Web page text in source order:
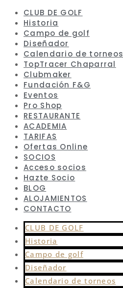
CLUB DE GOLF
Historia
Campo de golf
Diseñador
Calendario de torneos
TopTracer Chaparral
Clubmaker
Fundación F&G
Eventos
Pro Shop
RESTAURANTE
ACADEMIA
TARIFAS
Ofertas Online
SOCIOS
Acceso socios
Hazte Socio
BLOG
ALOJAMIENTOS
CONTACTO
CLUB DE GOLF
Historia
Campo de golf
Diseñador
Calendario de torneos